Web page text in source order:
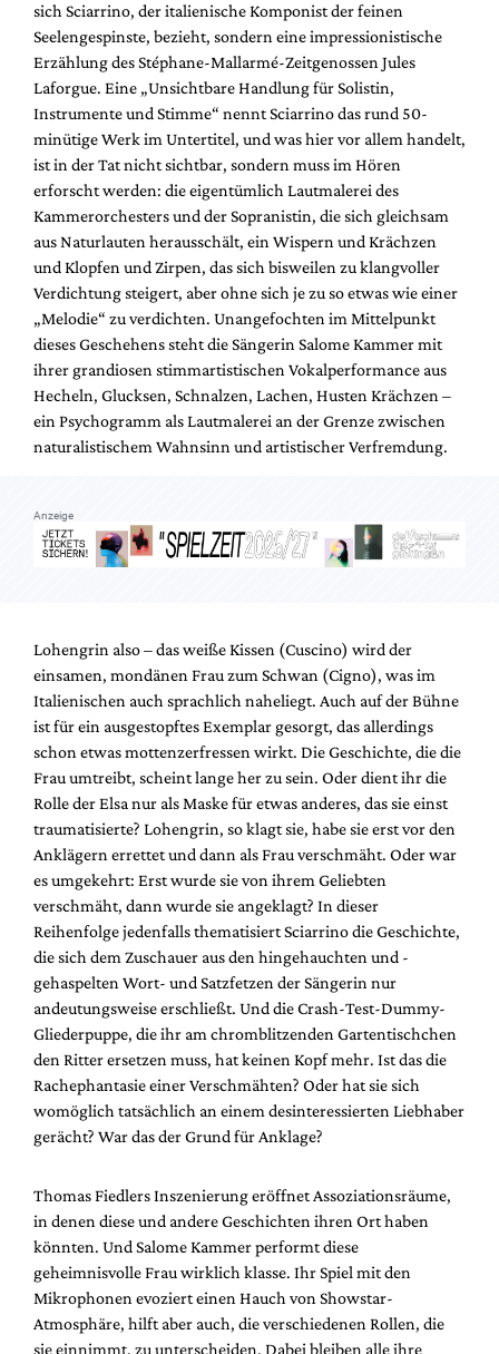
sich Sciarrino, der italienische Komponist der feinen
Seelengespinste, bezieht, sondern eine impressionistische
Erzählung des Stéphane-Mallarmé-Zeitgenossen Jules
Laforgue. Eine „Unsichtbare Handlung für Solistin,
Instrumente und Stimme“ nennt Sciarrino das rund 50-
minütige Werk im Untertitel, und was hier vor allem handelt,
ist in der Tat nicht sichtbar, sondern muss im Hören
erforscht werden: die eigentümlich Lautmalerei des
Kammerorchesters und der Sopranistin, die sich gleichsam
aus Naturlauten herausschält, ein Wispern und Krächzen
und Klopfen und Zirpen, das sich bisweilen zu klangvoller
Verdichtung steigert, aber ohne sich je zu so etwas wie einer
„Melodie“ zu verdichten. Unangefochten im Mittelpunkt
dieses Geschehens steht die Sängerin Salome Kammer mit
ihrer grandiosen stimmartistischen Vokalperformance aus
Hecheln, Glucksen, Schnalzen, Lachen, Husten Krächzen –
ein Psychogramm als Lautmalerei an der Grenze zwischen
naturalistischem Wahnsinn und artistischer Verfremdung.
Anzeige
Lohengrin also – das weiße Kissen (Cuscino) wird der
einsamen, mondänen Frau zum Schwan (Cigno), was im
Italienischen auch sprachlich naheliegt. Auch auf der Bühne
ist für ein ausgestopftes Exemplar gesorgt, das allerdings
schon etwas mottenzerfressen wirkt. Die Geschichte, die die
Frau umtreibt, scheint lange her zu sein. Oder dient ihr die
Rolle der Elsa nur als Maske für etwas anderes, das sie einst
traumatisierte? Lohengrin, so klagt sie, habe sie erst vor den
Anklägern errettet und dann als Frau verschmäht. Oder war
es umgekehrt: Erst wurde sie von ihrem Geliebten
verschmäht, dann wurde sie angeklagt? In dieser
Reihenfolge jedenfalls thematisiert Sciarrino die Geschichte,
die sich dem Zuschauer aus den hingehauchten und -
gehaspelten Wort- und Satzfetzen der Sängerin nur
andeutungsweise erschließt. Und die Crash-Test-Dummy-
Gliederpuppe, die ihr am chromblitzenden Gartentischchen
den Ritter ersetzen muss, hat keinen Kopf mehr. Ist das die
Rachephantasie einer Verschmähten? Oder hat sie sich
womöglich tatsächlich an einem desinteressierten Liebhaber
gerächt? War das der Grund für Anklage?
Thomas Fiedlers Inszenierung eröffnet Assoziationsräume,
in denen diese und andere Geschichten ihren Ort haben
könnten. Und Salome Kammer performt diese
geheimnisvolle Frau wirklich klasse. Ihr Spiel mit den
Mikrophonen evoziert einen Hauch von Showstar-
Atmosphäre, hilft aber auch, die verschiedenen Rollen, die
sie einnimmt, zu unterscheiden. Dabei bleiben alle ihre